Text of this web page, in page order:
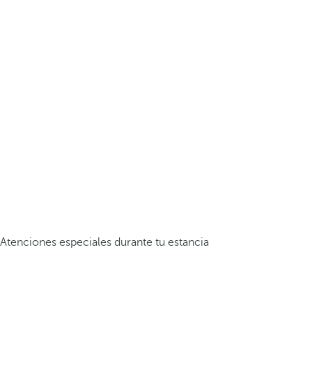
Atenciones especiales durante tu estancia